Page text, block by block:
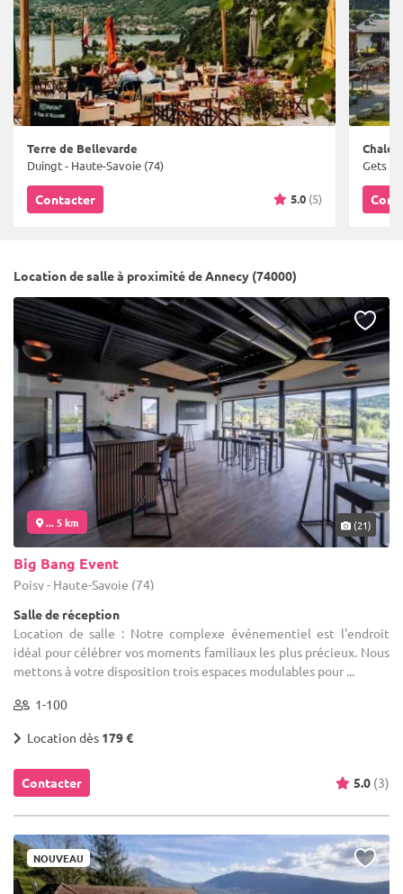
Terre de Bellevarde
Duingt - Haute-Savoie (74)
Contacter 5.0 (5)
Chalet
Gets -
Location de salle à proximité de Annecy (74000)
... 5 km (21)
Big Bang Event
Poisy - Haute-Savoie (74)
Salle de réception
Location de salle : Notre complexe événementiel est l'endroit
idéal pour célébrer vos moments familiaux les plus précieux. Nous
mettons à votre disposition trois espaces modulables pour ...
1-100
Location dès 179 €
Contacter 5.0 (3)
NOUVEAU